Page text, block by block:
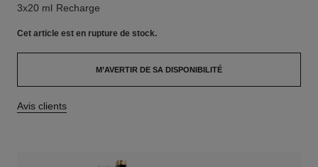
3x20 ml Recharge
Cet article est en rupture de stock.
M’AVERTIR DE SA DISPONIBILITÉ
Avis clients